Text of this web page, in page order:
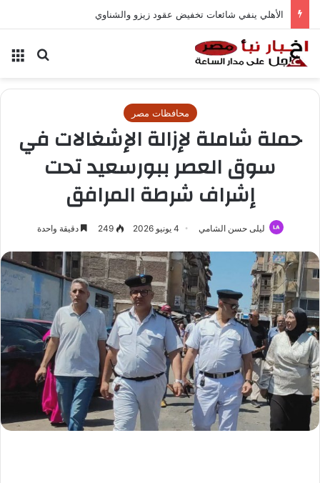
كوبيك يسجل إنجازاً تاريخياً في المونديال
بحث
محافظات مصر
حملة شاملة لإزالة الإشغالات في
سوق العصر ببورسعيد تحت
إشراف شرطة المرافق
ليلى حسن الشامي 4 يونيو 2026 249 دقيقة واحدة